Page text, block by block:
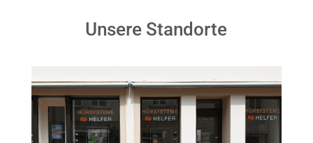
Unsere Standorte